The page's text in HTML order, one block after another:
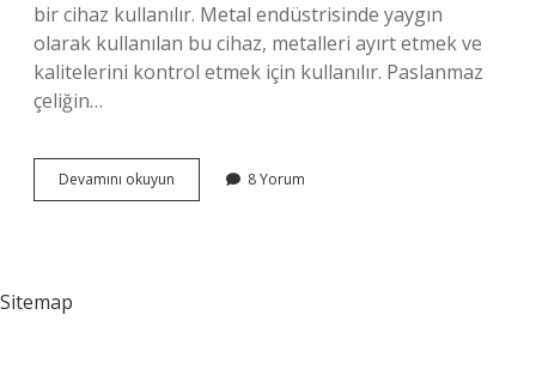
bir cihaz kullanılır. Metal endüstrisinde yaygın
olarak kullanılan bu cihaz, metalleri ayırt etmek ve
kalitelerini kontrol etmek için kullanılır. Paslanmaz
çeliğin…
Devamını okuyun
Takının
8 Yorum
Sitemap